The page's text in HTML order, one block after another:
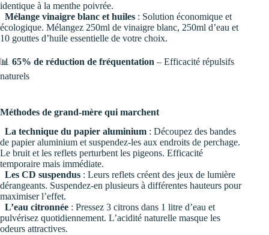
identique à la menthe poivrée.
Mélange vinaigre blanc et huiles : Solution économique et
écologique. Mélangez 250ml de vinaigre blanc, 250ml d’eau et
10 gouttes d’huile essentielle de votre choix.
📊 65% de réduction de fréquentation – Efficacité répulsifs
naturels
Méthodes de grand-mère qui marchent
La technique du papier aluminium : Découpez des bandes
de papier aluminium et suspendez-les aux endroits de perchage.
Le bruit et les reflets perturbent les pigeons. Efficacité
temporaire mais immédiate.
Les CD suspendus : Leurs reflets créent des jeux de lumière
dérangeants. Suspendez-en plusieurs à différentes hauteurs pour
maximiser l’effet.
L’eau citronnée : Pressez 3 citrons dans 1 litre d’eau et
pulvérisez quotidiennement. L’acidité naturelle masque les
odeurs attractives.